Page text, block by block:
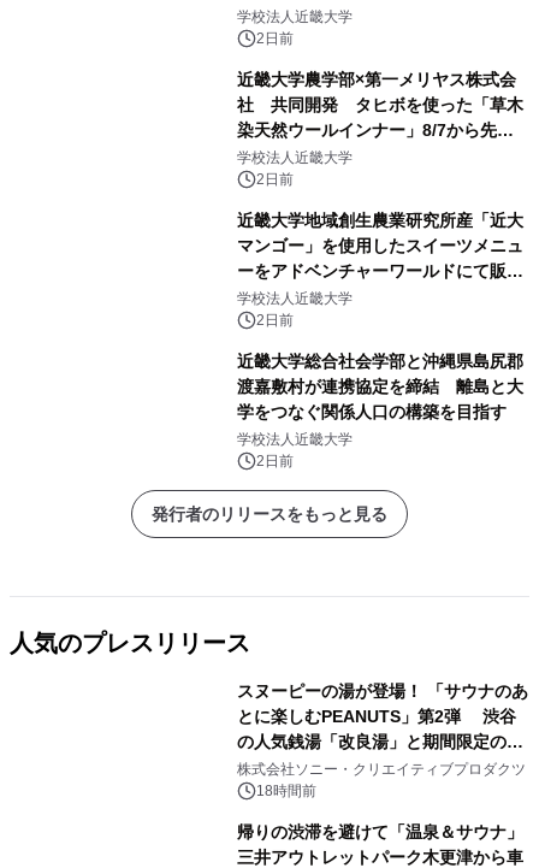
学校法人近畿大学
2日前
近畿大学農学部×第一メリヤス株式会
社 共同開発 タヒボを使った「草木
染天然ウールインナー」8/7から先行
販売
学校法人近畿大学
2日前
近畿大学地域創生農業研究所産「近大
マンゴー」を使用したスイーツメニュ
ーをアドベンチャーワールドにて販売
します パークでしか味わえない期間
限定スイーツを楽しんで♪
学校法人近畿大学
2日前
近畿大学総合社会学部と沖縄県島尻郡
渡嘉敷村が連携協定を締結 離島と大
学をつなぐ関係人口の構築を目指す
学校法人近畿大学
2日前
発行者のリリースをもっと見る
人気のプレスリリース
スヌーピーの湯が登場！ 「サウナのあ
とに楽しむPEANUTS」第2弾 渋谷
の人気銭湯「改良湯」と期間限定のコ
ラボレーション サウナイキタイコラ
ボグッズも発売決定！
株式会社ソニー・クリエイティブプロダクツ
18時間前
帰りの渋滞を避けて「温泉＆サウナ」
三井アウトレットパーク木更津から車